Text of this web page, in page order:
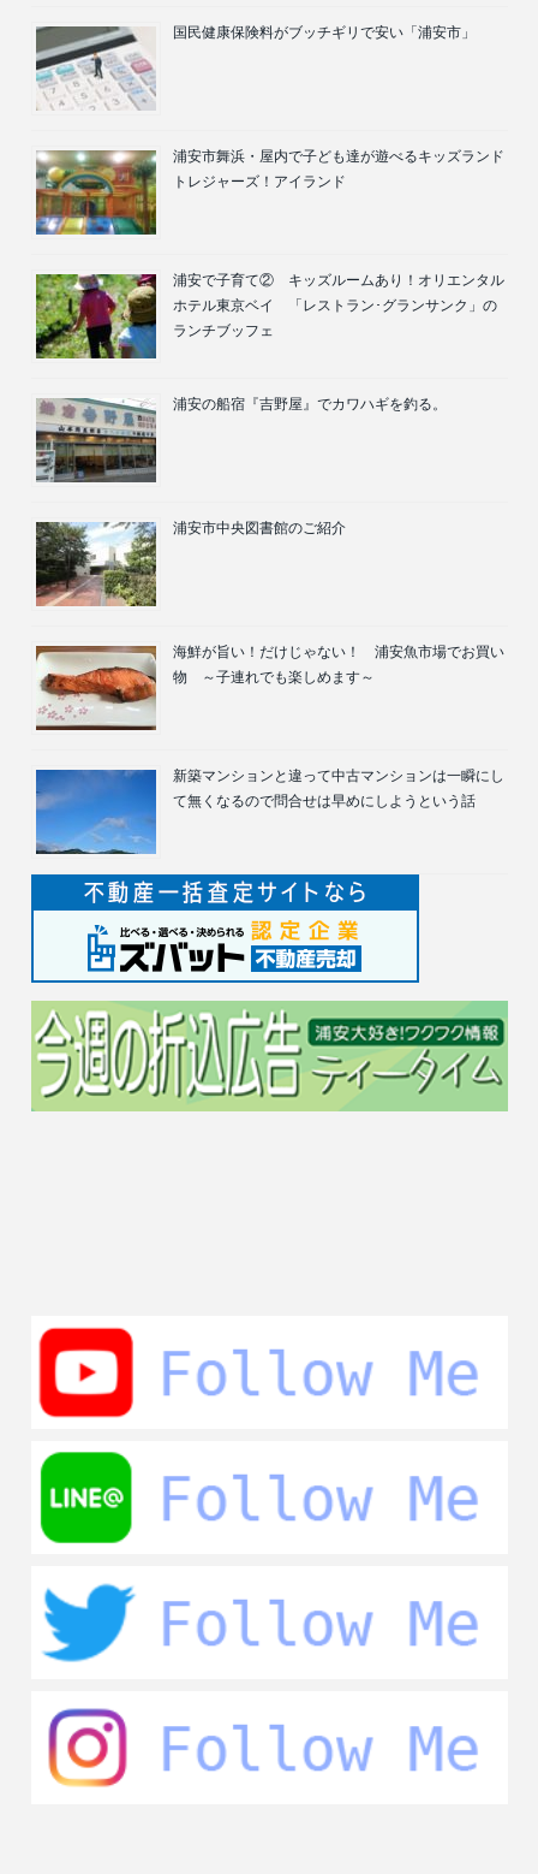
国民健康保険料がブッチギリで安い「浦安市」
浦安市舞浜・屋内で子ども達が遊べるキッズランド
トレジャーズ！アイランド
浦安で子育て② キッズルームあり！オリエンタル
ホテル東京ベイ 「レストラン･グランサンク」の
ランチブッフェ
浦安の船宿『吉野屋』でカワハギを釣る。
浦安市中央図書館のご紹介
海鮮が旨い！だけじゃない！ 浦安魚市場でお買い
物 ～子連れでも楽しめます～
新築マンションと違って中古マンションは一瞬にし
て無くなるので問合せは早めにしようという話